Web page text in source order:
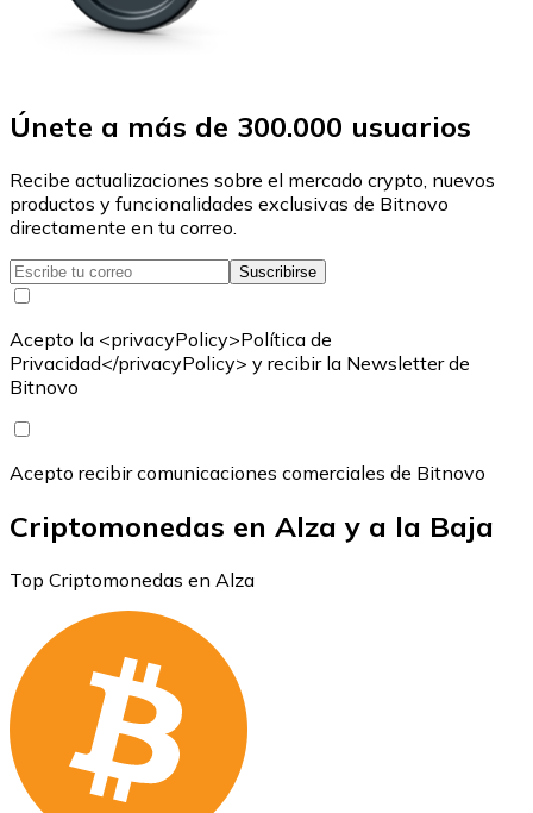
Únete a más de 300.000 usuarios
Recibe actualizaciones sobre el mercado crypto, nuevos
productos y funcionalidades exclusivas de Bitnovo
directamente en tu correo.
Suscribirse
Acepto la <privacyPolicy>Política de
Privacidad</privacyPolicy> y recibir la Newsletter de
Bitnovo
Acepto recibir comunicaciones comerciales de Bitnovo
Criptomonedas en Alza y a la Baja
Top Criptomonedas en Alza